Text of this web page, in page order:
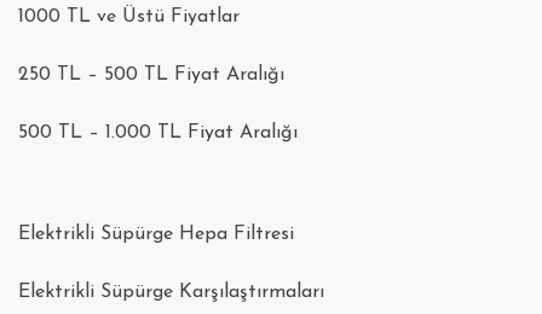
1000 TL ve Üstü Fiyatlar
250 TL – 500 TL Fiyat Aralığı
500 TL – 1.000 TL Fiyat Aralığı
Elektrikli Süpürge Hepa Filtresi
Elektrikli Süpürge Karşılaştırmaları